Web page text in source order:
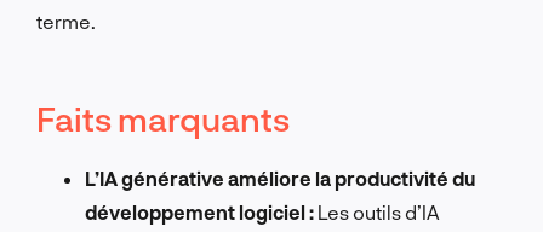
terme.
Faits marquants
L’IA générative améliore la productivité du
développement logiciel : Les outils d’IA